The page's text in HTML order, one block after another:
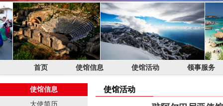
首页 使馆信息 使馆活动 领事服务
使馆信息
大使简历
使馆活动